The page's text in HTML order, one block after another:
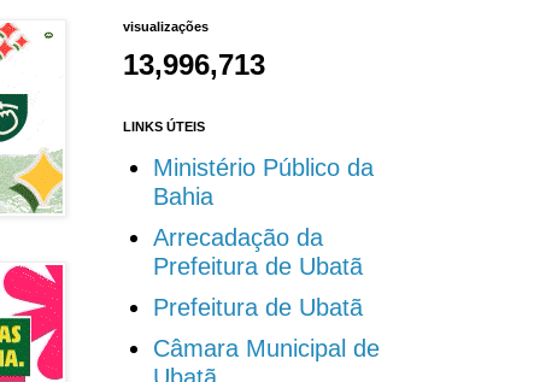
visualizações
13,996,713
LINKS ÚTEIS
Ministério Público da
Bahia
Arrecadação da
Prefeitura de Ubatã
Prefeitura de Ubatã
Câmara Municipal de